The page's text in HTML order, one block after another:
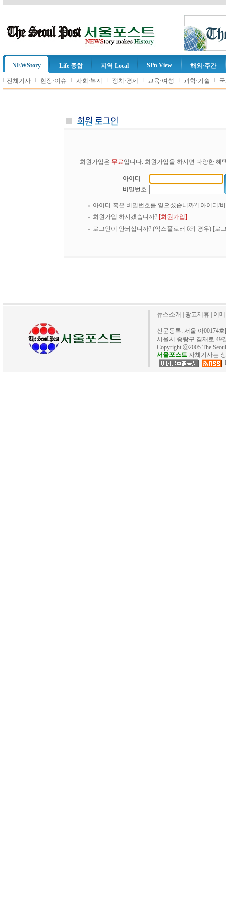
NEWStory Life 종합 지역 Local SPn View 해외·주간
l 전체기사 l 현장·이슈 l 사회·복지 l 정치·경제 l 교육·여성 l 과학·기술 l
회원가입은 무료입니다. 회원가입을 하시면 다양한 혜
아이디
비밀번호
아이디 혹은 비밀번호를 잊으셨습니까? [아이디/
회원가입 하시겠습니까? [회원가입]
로그인이 안되십니까? (익스플로러 6의 경우) [로
뉴스소개 광고제휴 이
신문등록: 서울 아00174
서울시 중랑구 겸재로 49
Copyright ⓒ2005 The
서울포스트 자체기사는